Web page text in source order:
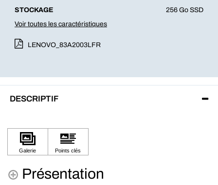
STOCKAGE
256 Go SSD
Voir toutes les caractéristiques
LENOVO_83A2003LFR
DESCRIPTIF
Présentation